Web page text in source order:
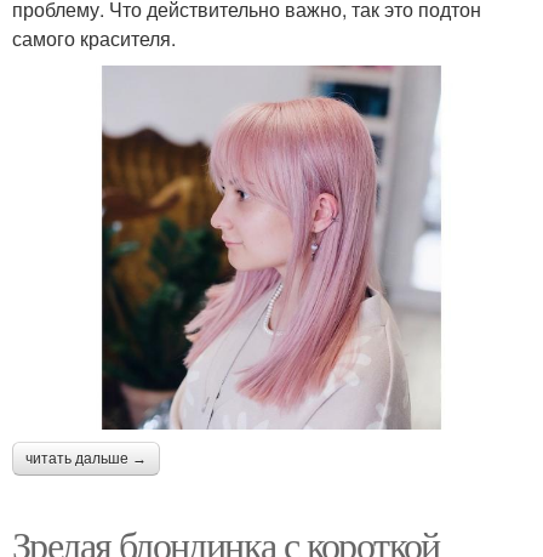
проблему. Что действительно важно, так это подтон
самого красителя.
читать дальше →
Зрелая блондинка с короткой